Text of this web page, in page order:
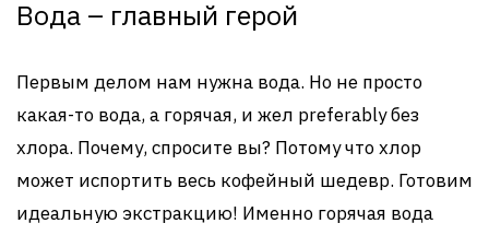
Вода – главный герой
Первым делом нам нужна вода. Но не просто
какая-то вода, а горячая, и жел preferably без
хлора. Почему, спросите вы? Потому что хлор
может испортить весь кофейный шедевр. Готовим
идеальную экстракцию! Именно горячая вода